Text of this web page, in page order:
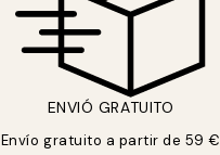
ENVIÓ GRATUITO
Envío gratuito a partir de 59 €